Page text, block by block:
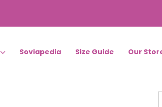
Soviapedia Size Guide Our